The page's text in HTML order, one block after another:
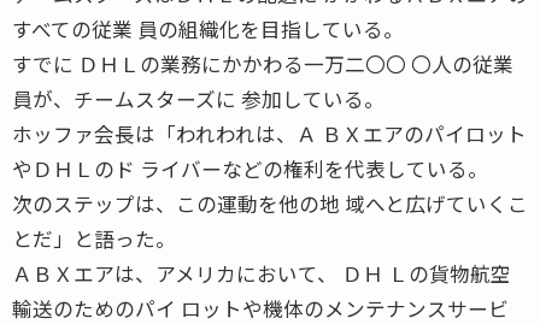
すべての従業 員の組織化を目指している。
すでに ＤＨＬの業務にかかわる一万二〇〇 〇人の従業
員が、チームスターズに 参加している。
ホッファ会長は「われわれは、Ａ ＢＸエアのパイロット
やＤＨＬのド ライバーなどの権利を代表している。
次のステップは、この運動を他の地 域へと広げていくこ
とだ」と語った。
ＡＢＸエアは、アメリカにおいて、 ＤＨ Ｌの貨物航空
輸送のためのパイ ロットや機体のメンテナンスサービ